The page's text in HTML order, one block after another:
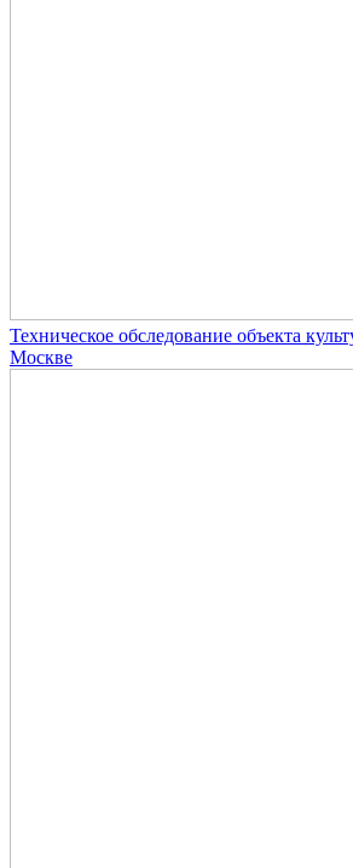
Техническое обследование объекта
Москве